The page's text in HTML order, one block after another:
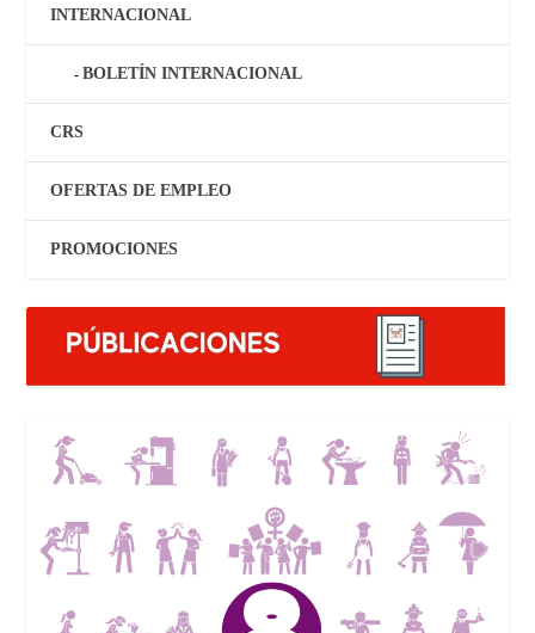
INTERNACIONAL
BOLETÍN INTERNACIONAL
CRS
OFERTAS DE EMPLEO
PROMOCIONES